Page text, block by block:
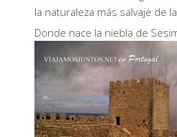
Donde nace la niebla de